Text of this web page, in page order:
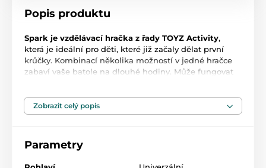
Popis produktu
Spark je vzdělávací hračka z řady TOYZ Activity,
která je ideální pro děti, které již začaly dělat první
krůčky. Kombinací několika možností v jedné hračce
zabaví vaše batole na dlouhé hodiny. Může fungovat
může vhodit 3 plastové míčky s chrastítkem, baterií
poháněné a vysouvací piáno ve tvaru kraba, točící se
panel lze odejmout a přeměnit na hrací stolek.
Zobrazit celý popis
Parametry